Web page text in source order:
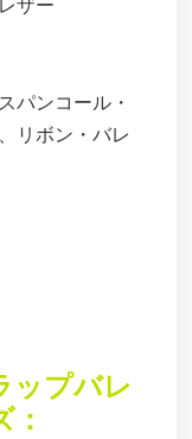
ザー
パンコール・
リボン・バレ
ップバレ